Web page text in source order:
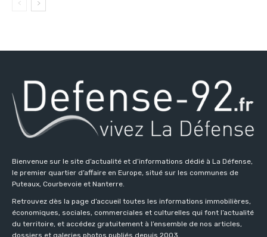
Bienvenue sur le site d’actualité et d’informations dédié à La Défense,
le premier quartier d’affaire en Europe, situé sur les communes de
Puteaux, Courbevoie et Nanterre.
Retrouvez dès la page d’accueil toutes les informations immobilières,
économiques, sociales, commerciales et culturelles qui font l’actualité
du territoire, et accédez gratuitement à l’ensemble de nos articles,